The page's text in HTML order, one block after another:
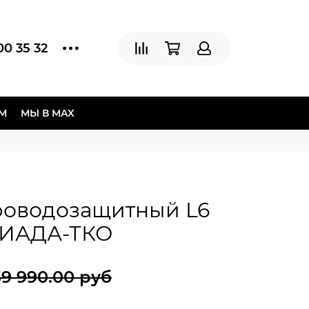
35 32
МЫ В МAX
L6
ТКО
990.00 руб